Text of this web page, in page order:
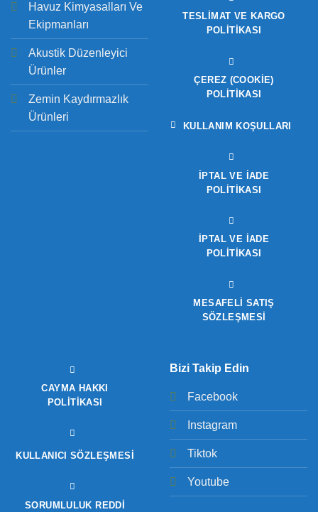
Havuz Kimyasalları Ve
Ekipmanları
Akustik Düzenleyici
Ürünler
Zemin Kaydırmazlık
Ürünleri
TESLIMAT VE KARGO
POLITIKASI
ÇEREZ (COOKIE)
POLITIKASI
KULLANIM KOŞULLARI
İPTAL VE İADE
POLITIKASI
İPTAL VE İADE
POLITIKASI
MESAFELİ SATIŞ
SÖZLEŞMESİ
CAYMA HAKKI
POLITIKASI
KULLANICI SÖZLEŞMESI
SORUMLULUK REDDI
Bizi Takip Edin
Facebook
Instagram
Tiktok
Youtube